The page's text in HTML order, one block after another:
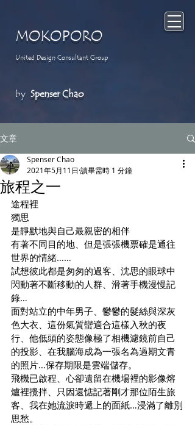
MOKOPORO
by Spenser Chao
United Design Consultant Group
文章
旅程之一
Spenser Chao
2021年5月11日 讀畢需時 1 分鐘
途程裡
獨思
是靜默地與自己最親密的相伴
有著不同目的地、但是張張機票確是通往
世界的情緒……
試想彼此都是匆匆的過客、沈思的眼球中
閃動著不斷移動的人群、滑著手機漫慢記
錄…
面對站立的中年男子、鬱鬱的髮絲與深灰
色大衣、這份氣質蠻適合這樣入秋的夜
行、他低頭的姿態像極了相機濾鏡前自己
的投影、在我腦海成為一張名為過期文青
的照片…保存期限是雲端儲存。
飛機已啟程、心卻遺留在機場裡的影像熔
爐裡攪拌、只因還惦記著剛才那位陌生旅
客、我在她流淚時遞上的面紙…浸滿了離別
思愁。